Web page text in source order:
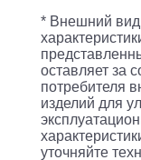
* Внешний вид
оставляет за
потребителя
изделий для
уточняйте